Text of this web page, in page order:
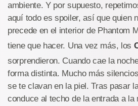
ambiente. Y por supuesto,
aquí todo es spoiler, así que quien
precede en el interior de Phantom
tiene que hacer. Una vez más, los
sorprendieron. Cuando cae la
forma distinta. Mucho más
se te clavan en la piel. Tras pasar
conduce al techo de la entrada a la